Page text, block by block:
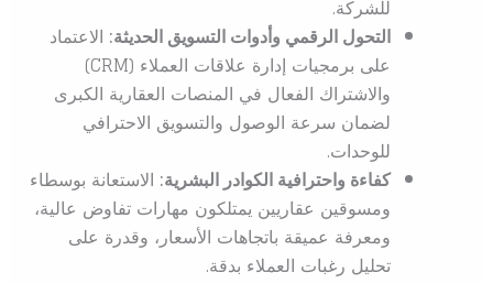
للشركة.
التحول الرقمي وأدوات التسويق الحديثة:الاعتماد
على برمجيات إدارة علاقات العملاء (CRM)
والاشتراك الفعال في المنصات العقارية الكبرى
لضمان سرعة الوصول والتسويق الاحترافي
للوحدات.
كفاءة واحترافية الكوادر البشرية:الاستعانة بوسطاء
ومسوقين عقاريين يمتلكون مهارات تفاوض عالية،
ومعرفة عميقة باتجاهات الأسعار، وقدرة على
تحليل رغبات العملاء بدقة.